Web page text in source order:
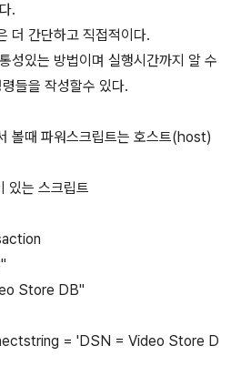
.
더 간단하고 직접적이다.
성있는 방법이며 실행시간까지 알 수
들을 작성할수 있다.
볼때 파워스크립트는 호스트(host)
있는 스크립트
Store DB"
= 'DSN = Video Store D